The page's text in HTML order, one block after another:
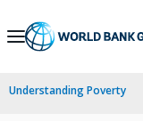
Skip
Navigation
Understanding Poverty